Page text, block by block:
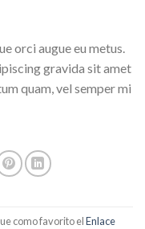
orci augue eu metus.
gravida sit amet
quam, vel semper mi
como favorito elEnlace